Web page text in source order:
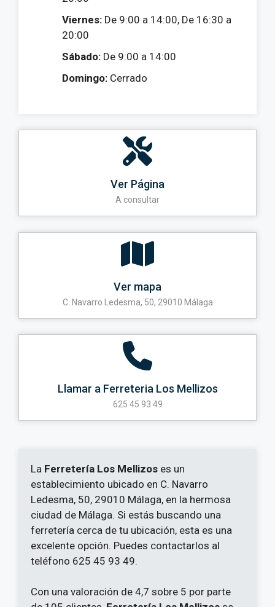
Viernes: De 9:00 a 14:00, De 16:30 a
20:00
Sábado: De 9:00 a 14:00
Domingo: Cerrado
Ver Página
A consultar
Ver mapa
C. Navarro Ledesma, 50, 29010 Málaga
Llamar a Ferreteria Los Mellizos
625 45 93 49
La Ferretería Los Mellizos es un
establecimiento ubicado en C. Navarro
Ledesma, 50, 29010 Málaga, en la hermosa
ciudad de Málaga. Si estás buscando una
ferretería cerca de tu ubicación, esta es una
excelente opción. Puedes contactarlos al
teléfono 625 45 93 49.
Con una valoración de 4,7 sobre 5 por parte